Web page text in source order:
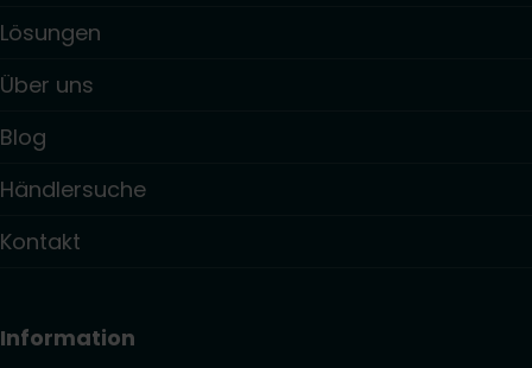
Lösungen
Über uns
Blog
Händlersuche
Kontakt
Information